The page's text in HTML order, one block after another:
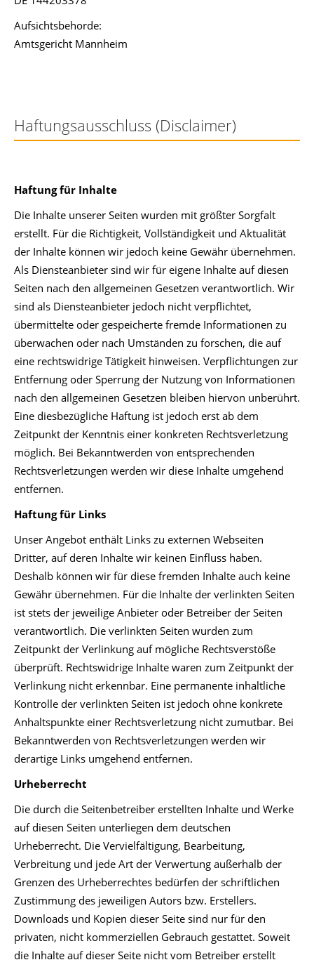
Aufsichtsbehorde:
Amtsgericht Mannheim
Haftungsausschluss (Disclaimer)
Haftung für Inhalte
Die Inhalte unserer Seiten wurden mit größter Sorgfalt
erstellt. Für die Richtigkeit, Vollständigkeit und Aktualität
der Inhalte können wir jedoch keine Gewähr übernehmen.
Als Diensteanbieter sind wir für eigene Inhalte auf diesen
Seiten nach den allgemeinen Gesetzen verantwortlich. Wir
sind als Diensteanbieter jedoch nicht verpflichtet,
übermittelte oder gespeicherte fremde Informationen zu
überwachen oder nach Umständen zu forschen, die auf
eine rechtswidrige Tätigkeit hinweisen. Verpflichtungen zur
Entfernung oder Sperrung der Nutzung von Informationen
nach den allgemeinen Gesetzen bleiben hiervon unberührt.
Eine diesbezügliche Haftung ist jedoch erst ab dem
Zeitpunkt der Kenntnis einer konkreten Rechtsverletzung
möglich. Bei Bekanntwerden von entsprechenden
Rechtsverletzungen werden wir diese Inhalte umgehend
entfernen.
Haftung für Links
Unser Angebot enthält Links zu externen Webseiten
Dritter, auf deren Inhalte wir keinen Einfluss haben.
Deshalb können wir für diese fremden Inhalte auch keine
Gewähr übernehmen. Für die Inhalte der verlinkten Seiten
ist stets der jeweilige Anbieter oder Betreiber der Seiten
verantwortlich. Die verlinkten Seiten wurden zum
Zeitpunkt der Verlinkung auf mögliche Rechtsverstöße
überprüft. Rechtswidrige Inhalte waren zum Zeitpunkt der
Verlinkung nicht erkennbar. Eine permanente inhaltliche
Kontrolle der verlinkten Seiten ist jedoch ohne konkrete
Anhaltspunkte einer Rechtsverletzung nicht zumutbar. Bei
Bekanntwerden von Rechtsverletzungen werden wir
derartige Links umgehend entfernen.
Urheberrecht
Die durch die Seitenbetreiber erstellten Inhalte und Werke
auf diesen Seiten unterliegen dem deutschen
Urheberrecht. Die Vervielfältigung, Bearbeitung,
Verbreitung und jede Art der Verwertung außerhalb der
Grenzen des Urheberrechtes bedürfen der schriftlichen
Zustimmung des jeweiligen Autors bzw. Erstellers.
Downloads und Kopien dieser Seite sind nur für den
privaten, nicht kommerziellen Gebrauch gestattet. Soweit
die Inhalte auf dieser Seite nicht vom Betreiber erstellt